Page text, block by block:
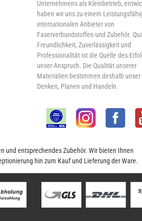
Unternehmens als Kleinbetrieb,
haben wir uns zu einem
internationalen Anbieter von
Faserverbundstoffen und Zubehör.
Freundlichkeit, Zuverlässigkeit und
Professionalität ist die Quelle des
unser Anspruch. Die Qualität unserer
Materialien bestimmen deshalb unser
Denken, Planen und Handeln.
und entsprechendes Zubehör. Wir bieten Ihnen
hin zum Kauf und Lieferung der Ware.